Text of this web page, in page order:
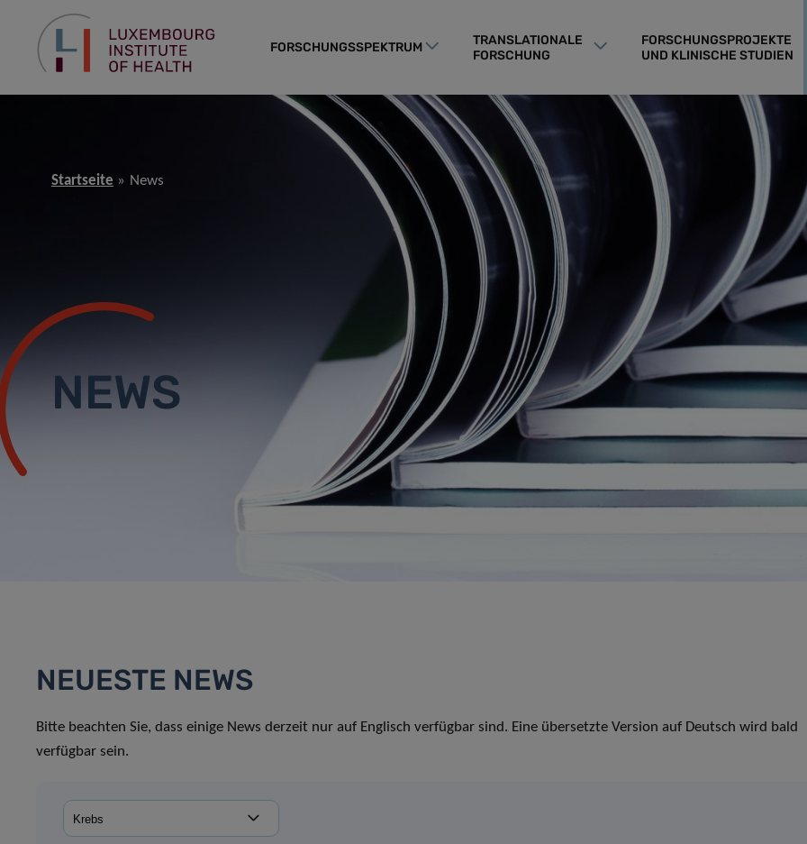
FORSCHUNGSSPEKTRUM
TRANSLATIONALE
FORSCHUNG
FORSCHUNGSPROJEKTE
UND KLINISCHE STUDIEN
Startseite News
NEWS
NEUESTE NEWS
Bitte beachten Sie, dass einige News derzeit nur auf Englisch verfügbar sind. Eine übersetzte Version auf Deutsch wird bald
verfügbar sein.